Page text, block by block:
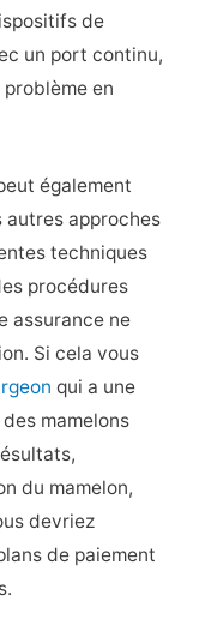
de
un port continu,
en
également
autres approches
techniques
procédures
assurance ne
Si cela vous
qui a une
mamelons
du mamelon,
devriez
de paiement